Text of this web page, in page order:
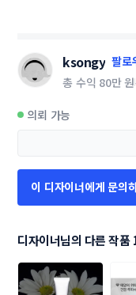
ksongy 팔로
총 수익 80만 원
의뢰 가능
이 디자이너에게 문의
디자이너님의 다른 작품